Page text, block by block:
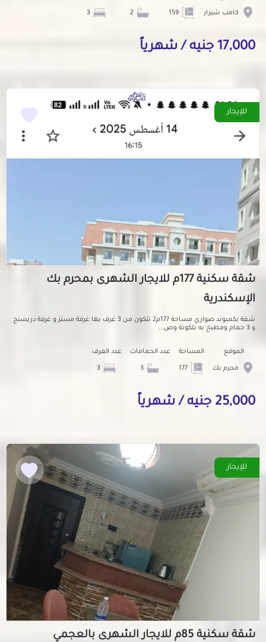
كامب شيزار
17,000 جنيه / شهرياً
للإيجار
شقة سكنية 177م للايجار الشهرى بمحرم بك
الإسكندرية
شقة بكمبوند صواري مساحة 177م2 تتكون من 3 غرف بها غرفة مستر و غرفة دريسنج
و 3 حمام ومطبخ به بلكونة وص...
الموقع
محرم بك
المساحة عدد الحمامات عدد الغرف
25,000 جنيه / شهرياً
للإيجار
شقة سكنية 85م للايجار الشهرى بالعجمي